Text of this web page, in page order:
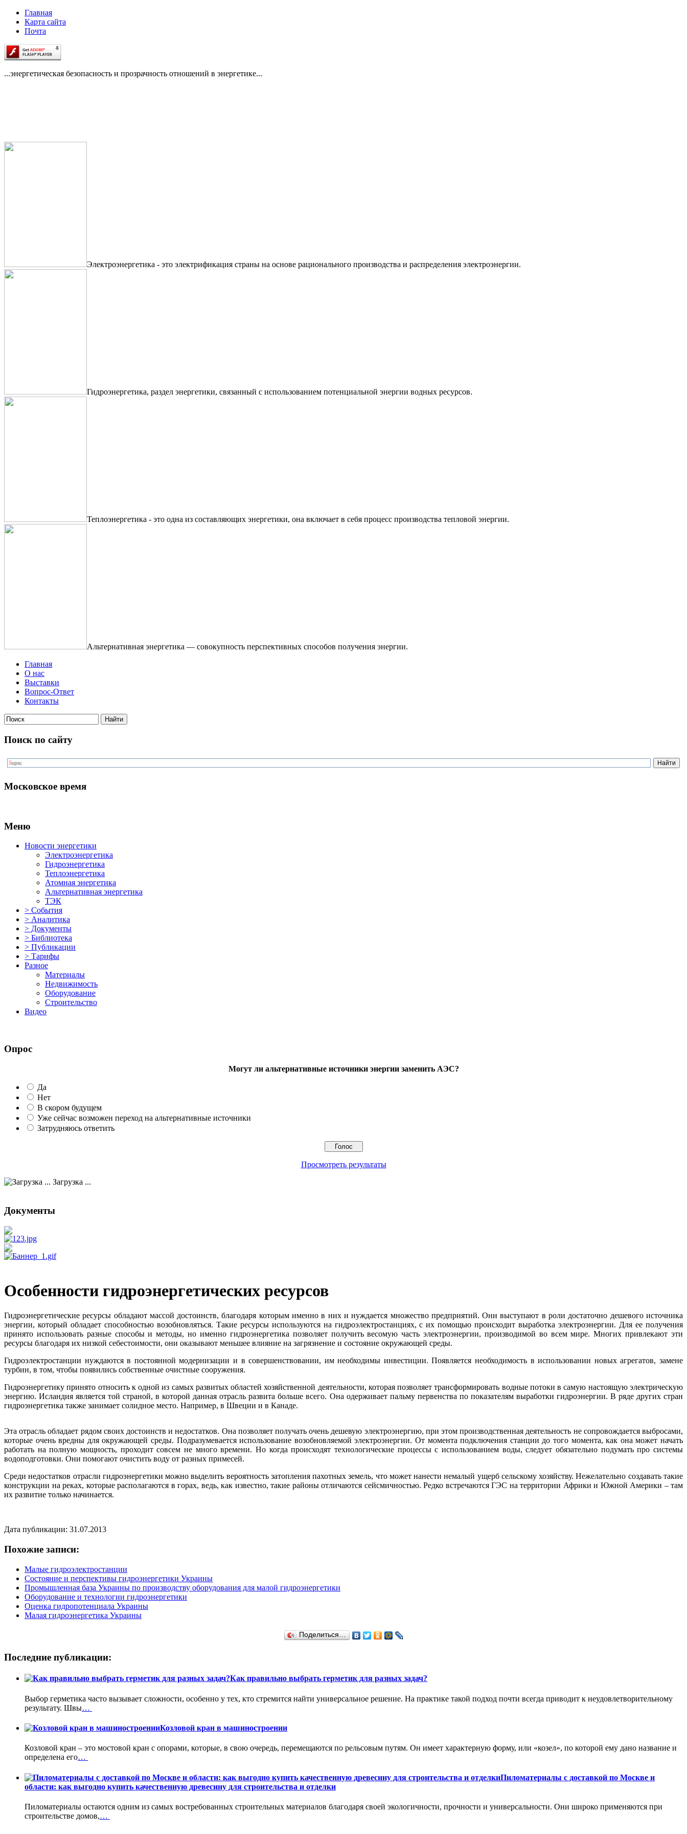
Главная
Карта сайта
Почта
...энергетическая безопасность и прозрачность отношений в энергетике...
Электроэнергетика - это электрификация страны на основе рационального производства и распределения электроэнергии.
Гидроэнергетика, раздел энергетики, связанный с использованием потенциальной энергии водных ресурсов.
Теплоэнергетика - это одна из составляющих энергетики, она включает в себя процесс производства тепловой энергии.
Альтернативная энергетика — совокупность перспективных способов получения энергии.
Главная
О нас
Выставки
Вопрос-Ответ
Контакты
Поиск по сайту
Московское время
Меню
Новости энергетики
Электроэнергетика
Гидроэнергетика
Теплоэнергетика
Атомная энергетика
Альтернативная энергетика
ТЭК
> События
> Аналитика
> Документы
> Библиотека
> Публикации
> Тарифы
Разное
Материалы
Недвижимость
Оборудование
Строительство
Видео
Опрос
Могут ли альтернативные источники энергии заменить АЭС?
Да
Нет
В скором будущем
Уже сейчас возможен переход на альтернативные источники
Затрудняюсь ответить
Просмотреть результаты
Загрузка ...
Документы
Особенности гидроэнергетических ресурсов
Гидроэнергетические ресурсы обладают массой достоинств, благодаря которым именно в них и нуждается множество предприятий. Они выступают в роли достаточно дешевого источника
энергии, который обладает способностью возобновляться. Такие ресурсы используются на гидроэлектростанциях, с их помощью происходит выработка электроэнергии. Для ее получения
принято использовать разные способы и методы, но именно гидроэнергетика позволяет получить весомую часть электроэнергии, производимой во всем мире. Многих привлекают эти
ресурсы благодаря их низкой себестоимости, они оказывают меньшее влияние на загрязнение и состояние окружающей среды.
Гидроэлектростанции нуждаются в постоянной модернизации и в совершенствовании, им необходимы инвестиции. Появляется необходимость в использовании новых агрегатов, замене
турбин, в том, чтобы появились собственные очистные сооружения.
Гидроэнергетику принято относить к одной из самых развитых областей хозяйственной деятельности, которая позволяет трансформировать водные потоки в самую настоящую электрическую
энергию. Исландия является той страной, в которой данная отрасль развита больше всего. Она одерживает пальму первенства по показателям выработки гидроэнергии. В ряде других стран
гидроэнергетика также занимает солидное место. Например, в Швеции и в Канаде.
Эта отрасль обладает рядом своих достоинств и недостатков. Она позволяет получать очень дешевую электроэнергию, при этом производственная деятельность не сопровождается выбросами,
которые очень вредны для окружающей среды. Подразумевается использование возобновляемой электроэнергии. От момента подключения станции до того момента, как она может начать
работать на полную мощность, проходит совсем не много времени. Но когда происходят технологические процессы с использованием воды, следует обязательно подумать про системы
водоподготовки. Они помогают очистить воду от разных примесей.
Среди недостатков отрасли гидроэнергетики можно выделить вероятность затопления пахотных земель, что может нанести немалый ущерб сельскому хозяйству. Нежелательно создавать такие
конструкции на реках, которые располагаются в горах, ведь, как известно, такие районы отличаются сейсмичностью. Редко встречаются ГЭС на территории Африки и Южной Америки – там
их развитие только начинается.
Дата публикации: 31.07.2013
Похожие записи:
Малые гидроэлектростанции
Состояние и перспективы гидроэнергетики Украины
Промышленная база Украины по производству оборудования для малой гидроэнергетики
Оборудование и технологии гидроэнергетики
Оценка гидропотенциала Украины
Малая гидроэнергетика Украины
Поделиться…
Последние публикации:
Как правильно выбрать герметик для разных задач?
Выбор герметика часто вызывает сложности, особенно у тех, кто стремится найти универсальное решение. На практике такой подход почти всегда приводит к неудовлетворительному
результату. Швы…
Козловой кран в машиностроении
Козловой кран – это мостовой кран с опорами, которые, в свою очередь, перемещаются по рельсовым путям. Он имеет характерную форму, или «козел», по которой ему дано название и
определена его…
Пиломатериалы с доставкой по Москве и
области: как выгодно купить качественную древесину для строительства и отделки
Пиломатериалы остаются одним из самых востребованных строительных материалов благодаря своей экологичности, прочности и универсальности. Они широко применяются при
строительстве домов,…